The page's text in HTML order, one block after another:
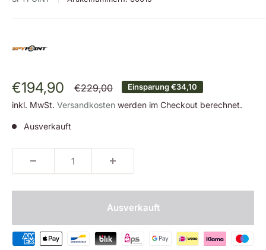
Sonderpreis
€194,90 Normalpreis
€229,00 Einsparung€34,10
inkl. MwSt. Versandkosten werden im Checkout berechnet.
Ausverkauft
Ausverkauft